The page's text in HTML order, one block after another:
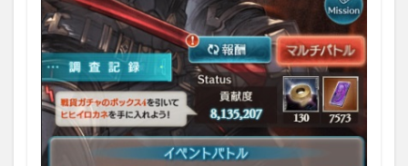
バスタ
ー」
1.2.2
召喚石
「月に
降り立
ちし三
機神」